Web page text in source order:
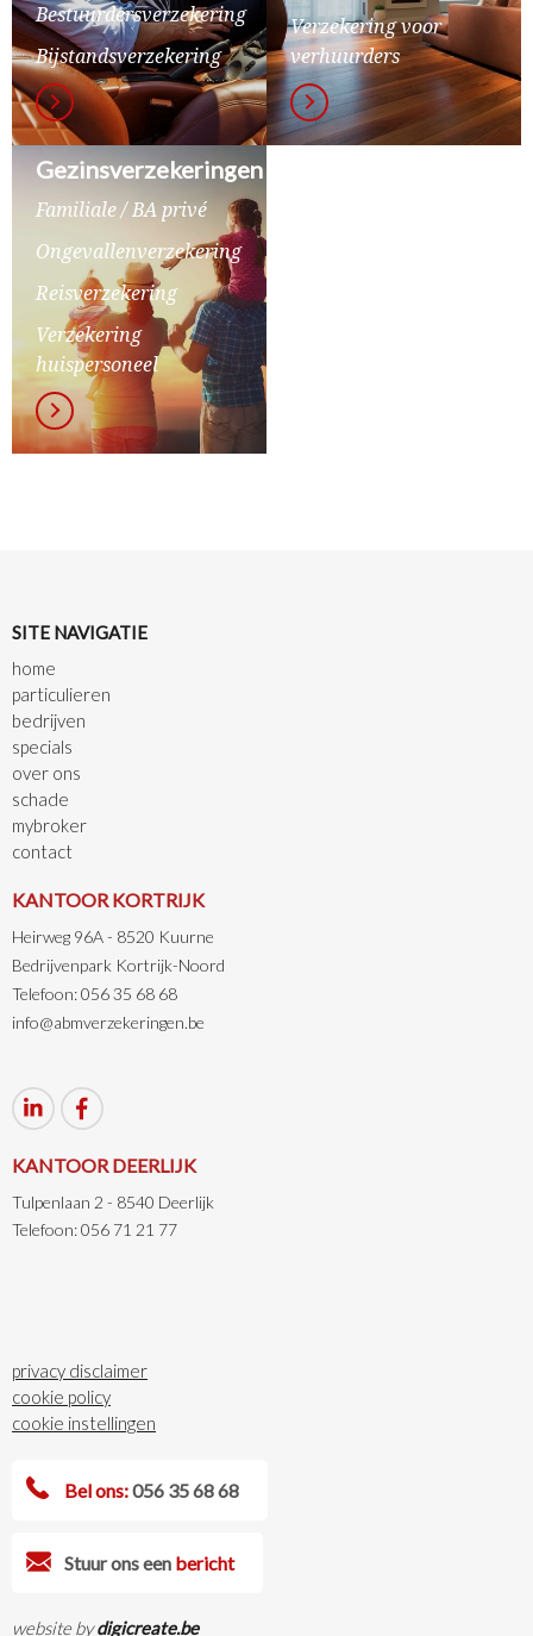
Bestuurdersverzekering
Bijstandsverzekering
Verzekering voor
verhuurders
Gezinsverzekeringen
Familiale / BA privé
Ongevallenverzekering
Reisverzekering
Verzekering
huispersoneel
SITE NAVIGATIE
home
particulieren
bedrijven
specials
over ons
schade
mybroker
contact
KANTOOR KORTRIJK
Heirweg 96A - 8520 Kuurne
Bedrijvenpark Kortrijk-Noord
Telefoon: 056 35 68 68
info@abmverzekeringen.be
KANTOOR DEERLIJK
Tulpenlaan 2 - 8540 Deerlijk
Telefoon: 056 71 21 77
privacy disclaimer
cookie policy
cookie instellingen
Bel ons:056 35 68 68
Stuur ons een bericht
website bydigicreate.be